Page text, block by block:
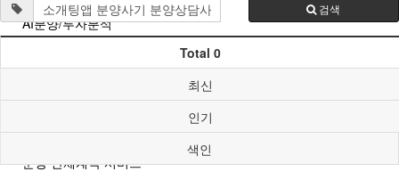
AI분양/투자분석
분양 단체계약 서비스
검색
Total 0
최신
인기
색인